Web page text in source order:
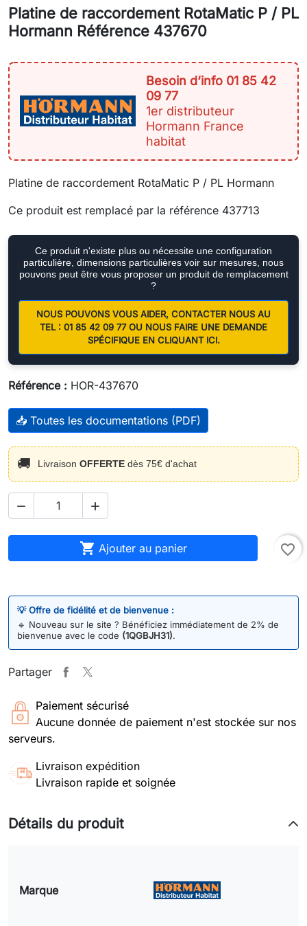
Platine de raccordement RotaMatic P / PL
Hormann Référence 437670
Besoin d‘info 01 85 42
09 77
1er distributeur
Hormann France
habitat
Platine de raccordement RotaMatic P / PL Hormann
Ce produit est remplacé par la référence 437713
Ce produit n'existe plus ou nécessite une configuration
particulière, dimensions particulières voir sur mesures, nous
pouvons peut être vous proposer un produit de remplacement
?
NOUS POUVONS VOUS AIDER, CONTACTER NOUS AU
TEL : 01 85 42 09 77 OU NOUS FAIRE UNE DEMANDE
SPÉCIFIQUE EN CLIQUANT ICI.
Référence : HOR-437670
📥 Toutes les documentations (PDF)
🚚 Livraison OFFERTE dès 75€ d'achat
 
 Ajouter au panier favorite_border
💡 Offre de fidélité et de bienvenue :
🔹 Nouveau sur le site ? Bénéficiez immédiatement de 2% de
bienvenue avec le code (1QGBJH31).
Partager
Paiement sécurisé
Aucune donnée de paiement n'est stockée sur nos
serveurs.
Livraison expédition
Livraison rapide et soignée
Détails du produit
Marque